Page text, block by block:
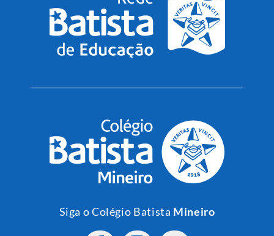
Siga o Colégio Batista Mineiro